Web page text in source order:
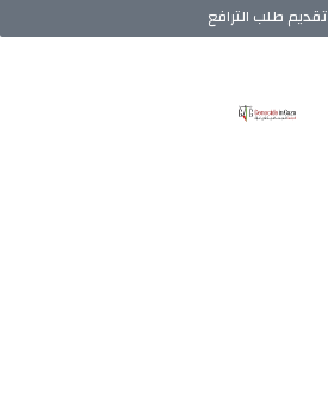
تقديم طلب الترافع